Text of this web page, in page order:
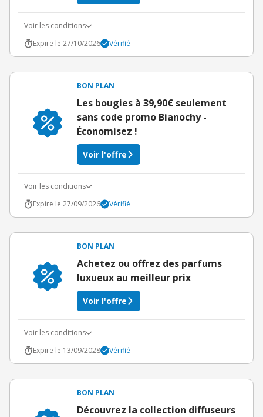
Voir les conditions
Expire le 27/10/2026
Vérifié
BON PLAN
Les bougies à 39,90€ seulement
sans code promo Bianochy -
Économisez !
Voir l'offre
Voir les conditions
Expire le 27/09/2026
Vérifié
BON PLAN
Achetez ou offrez des parfums
luxueux au meilleur prix
Voir l'offre
Voir les conditions
Expire le 13/09/2028
Vérifié
BON PLAN
Découvrez la collection diffuseurs